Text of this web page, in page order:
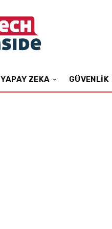
YAPAY ZEKA GÜVENLIK